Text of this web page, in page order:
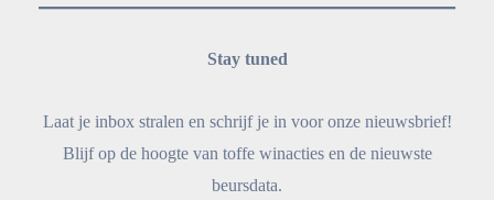
Stay tuned
Laat je inbox stralen en schrijf je in voor onze nieuwsbrief!
Blijf op de hoogte van toffe winacties en de nieuwste
beursdata.